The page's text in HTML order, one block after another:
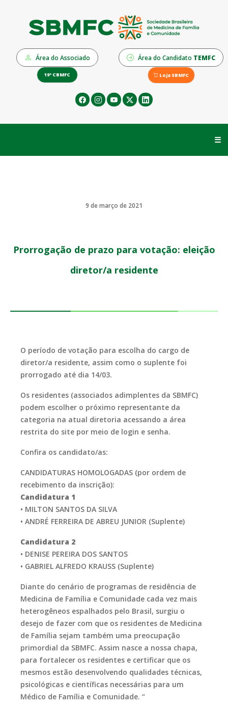
Área do Associado Área do Candidato TEMFC
19º CBMFC Loja SBMFC
☰
9 de março de 2021
Prorrogação de prazo para votação: eleição
diretor/a residente
O período de votação para escolha do cargo de
diretor/a residente, assim como o suplente foi
prorrogado até dia 14/03.
Os residentes (associados adimplentes da SBMFC)
podem escolher o próximo representante da
categoria na atual diretoria acessando a área
restrita do site por meio de login e senha.
Confira os candidato/as:
CANDIDATURAS HOMOLOGADAS (por ordem de
recebimento da inscrição):
Candidatura 1
• MILTON SANTOS DA SILVA
• ANDRÉ FERREIRA DE ABREU JUNIOR (Suplente)
Candidatura 2
• DENISE PEREIRA DOS SANTOS
• GABRIEL ALFREDO KRAUSS (Suplente)
Diante do cenário de programas de residência de
Medicina de Família e Comunidade cada vez mais
heterogêneos espalhados pelo Brasil, surgiu o
desejo de fazer com que os residentes de Medicina
de Família sejam também uma preocupação
primordial da SBMFC. Assim nasce a nossa chapa,
para fortalecer os residentes e certificar que os
mesmos estão desenvolvendo qualidades técnicas,
psicológicas e científicas necessárias para um
Médico de Família e Comunidade. “